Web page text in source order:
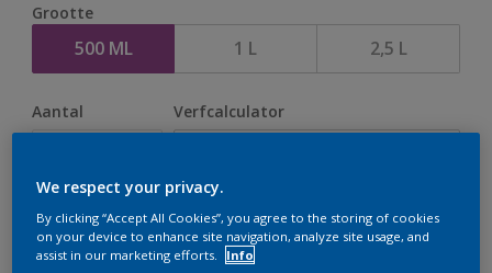
Grootte
500 ML 1 L 2,5 L
Aantal Verfcalculator
Op dit moment is het niet mogelijk dit product online
te bestellen. Houd de website in de gaten, we werken
We respect your privacy.
By clicking “Accept All Cookies”, you agree to the storing of cookies
on your device to enhance site navigation, analyze site usage, and
assist in our marketing efforts.
Info